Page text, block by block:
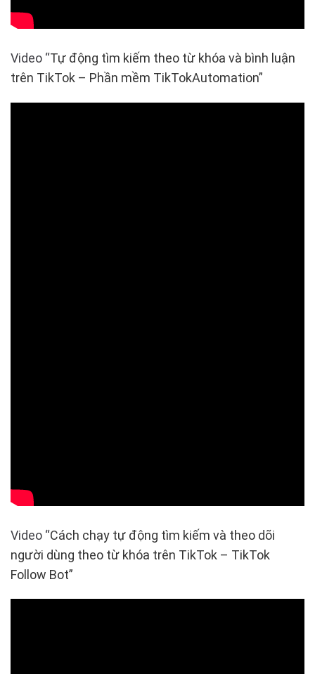
Video “Tự động tìm kiếm theo từ khóa và bình luận
trên TikTok – Phần mềm TikTokAutomation”
Video “Cách chạy tự động tìm kiếm và theo dõi
người dùng theo từ khóa trên TikTok – TikTok
Follow Bot”